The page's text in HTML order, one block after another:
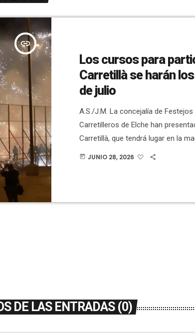
insert_link
Los cursos para
Carretillà se harán
de julio
A.S./J.M. La concejalía de
Carretilleros de Elche han
Carretillà, que tendrá lugar en la
agosto, de 00:15 a 02:30 horas, en
today JUNIO 28, 2026
DE LAS ENTRADAS (0)